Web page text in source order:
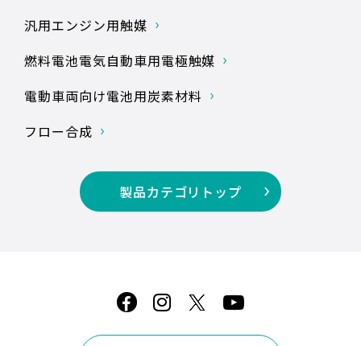
汎用エンジン用触媒
燃料電池電気自動車用電極触媒
電動車両向け電池用炭素材料
フロー合成
製品カテゴリトップ